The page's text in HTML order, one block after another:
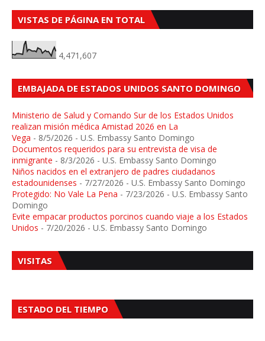
VISTAS DE PÁGINA EN TOTAL
4,471,607
EMBAJADA DE ESTADOS UNIDOS SANTO DOMINGO
Ministerio de Salud y Comando Sur de los Estados Unidos
realizan misión médica Amistad 2026 en La
Vega - 8/5/2026 - U.S. Embassy Santo Domingo
Documentos requeridos para su entrevista de visa de
inmigrante - 8/3/2026 - U.S. Embassy Santo Domingo
Niños nacidos en el extranjero de padres ciudadanos
estadounidenses - 7/27/2026 - U.S. Embassy Santo Domingo
Protegido: No Vale La Pena - 7/23/2026 - U.S. Embassy Santo
Domingo
Evite empacar productos porcinos cuando viaje a los Estados
Unidos - 7/20/2026 - U.S. Embassy Santo Domingo
VISITAS
ESTADO DEL TIEMPO